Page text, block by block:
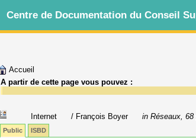
Accueil
A partir de cette page vous pouvez :
Internet / François Boyer in Réseaux, 68
Public
ISBD
Centre de Documentation du Conseil